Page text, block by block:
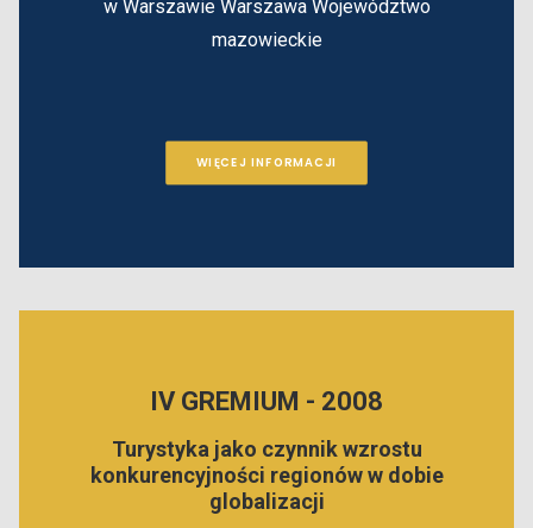
w Warszawie Warszawa Województwo
mazowieckie
WIĘCEJ INFORMACJI
IV GREMIUM - 2008
Turystyka jako czynnik wzrostu
konkurencyjności regionów w dobie
globalizacji